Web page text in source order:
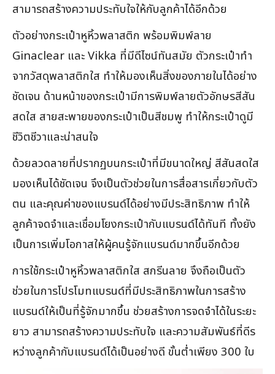
สามารถสร้างความประทับใจให้กับลูกค้าได้อีกด้วย
ตัวอย่างกระเป๋าหูหิ้วพลาสติก พร้อมพิมพ์ลาย
Ginaclear และ Vikka ที่มีดีไซน์ทันสมัย ตัวกระเป๋าทำ
จากวัสดุพลาสติกใส ทำให้มองเห็นสิ่งของภายในได้อย่าง
ชัดเจน ด้านหน้าของกระเป๋ามีการพิมพ์ลายตัวอักษรสีสัน
สดใส สายสะพายของกระเป๋าเป็นสีชมพู ทำให้กระเป๋าดูมี
ชีวิตชีวาและน่าสนใจ
ด้วยลวดลายที่ปรากฏบนกระเป๋าที่มีขนาดใหญ่ สีสันสดใส
มองเห็นได้ชัดเจน จึงเป็นตัวช่วยในการสื่อสารเกี่ยวกับตัว
ตน และคุณค่าของแบรนด์ได้อย่างมีประสิทธิภาพ ทำให้
ลูกค้าจดจำและเชื่อมโยงกระเป๋ากับแบรนด์ได้ทันที ทั้งยัง
เป็นการเพิ่มโอกาสให้ผู้คนรู้จักแบรนด์มากขึ้นอีกด้วย
การใช้กระเป๋าหูหิ้วพลาสติกใส สกรีนลาย จึงถือเป็นตัว
ช่วยในการโปรโมทแบรนด์ที่มีประสิทธิภาพในการสร้าง
แบรนด์ให้เป็นที่รู้จักมากขึ้น ช่วยสร้างการจดจำได้ในระยะ
ยาว สามารถสร้างความประทับใจ และความสัมพันธ์ที่ดีร
หว่างลูกค้ากับแบรนด์ได้เป็นอย่างดี ขั้นต่ำเพียง 300 ใบ